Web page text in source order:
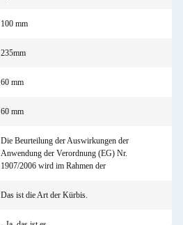
100 mm
235mm
60 mm
60 mm
Die Beurteilung der Auswirkungen der
Anwendung der Verordnung (EG) Nr.
1907/2006 wird im Rahmen der
Das ist die Art der Kürbis.